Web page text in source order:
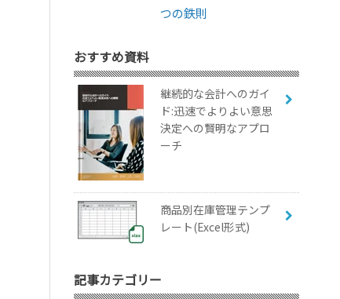
つの鉄則
おすすめ資料
継続的な会計へのガイ
ド:迅速でよりよい意思
決定への賢明なアプロ
ーチ
商品別在庫管理テンプ
レート(Excel形式)
記事カテゴリー